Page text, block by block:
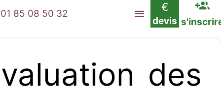
01 85 08 50 32
€
devis
des